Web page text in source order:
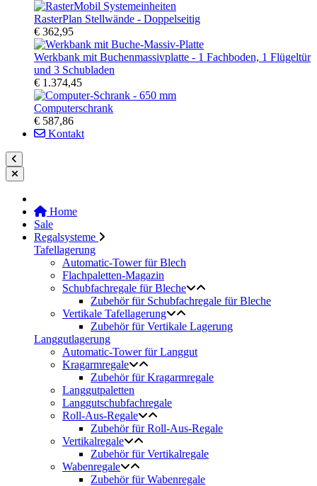
RasterPlan Stellwände - Doppelseitig
€ 362,95
Werkbank mit Buchenmassivplatte - 1 Fachboden, 1 Flügeltür
und 3 Schubladen
€ 1.374,45
Computerschrank
€ 587,86
Kontakt
Home
Sale
Regalsysteme
Tafellagerung
Automatic-Tower für Blech
Flachpaletten-Magazin
Schubfachregale für Bleche
Zubehör für Schubfachregale für Bleche
Vertikale Tafellagerung
Zubehör für Vertikale Lagerung
Langgutlagerung
Automatic-Tower für Langgut
Kragarmregale
Zubehör für Kragarmregale
Langgutpaletten
Langgutschubfachregale
Roll-Aus-Regale
Zubehör für Roll-Aus-Regale
Vertikalregale
Zubehör für Vertikalregale
Wabenregale
Zubehör für Wabenregale